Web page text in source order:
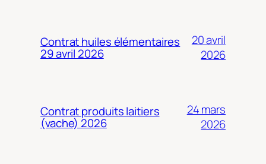
Contrat huiles élémentaires
29 avril 2026
20 avril
2026
Contrat produits laitiers
(vache) 2026
24 mars
2026